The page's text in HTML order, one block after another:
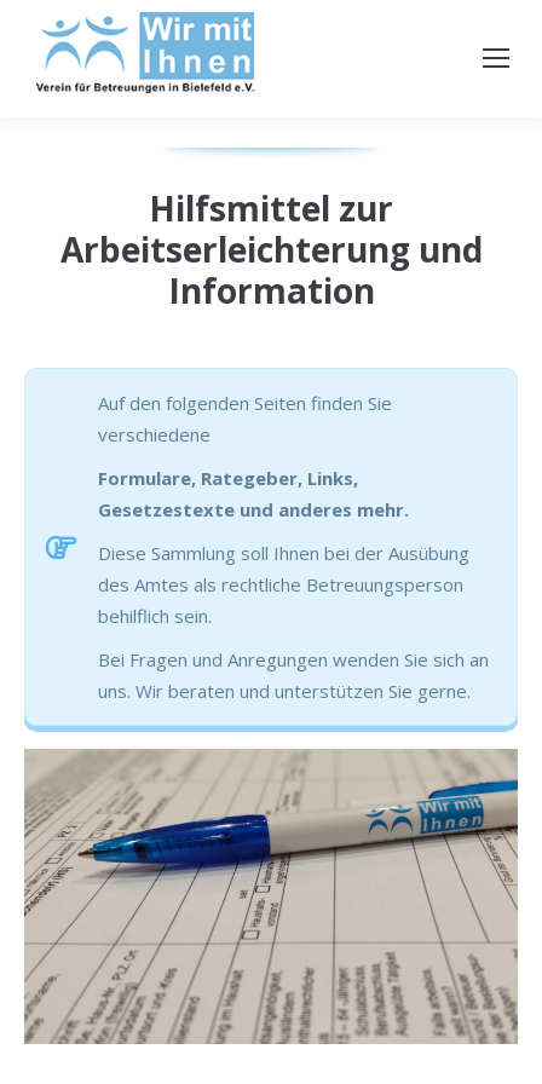
Hilfsmittel zur
Arbeitserleichterung und
Information
Auf den folgenden Seiten finden Sie
verschiedene
Formulare, Rategeber, Links,
Gesetzestexte und anderes mehr.
Diese Sammlung soll Ihnen bei der Ausübung
des Amtes als rechtliche Betreuungsperson
behilflich sein.
Bei Fragen und Anregungen wenden Sie sich an
uns. Wir beraten und unterstützen Sie gerne.